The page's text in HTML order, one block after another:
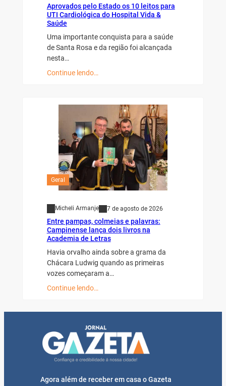
Aprovados pelo Estado os 10 leitos para
UTI Cardiológica do Hospital Vida &
Saúde
Uma importante conquista para a saúde
de Santa Rosa e da região foi alcançada
nesta…
Continue lendo…
Geral
Micheli Armanje 7 de agosto de 2026
Entre pampas, colmeias e palavras:
Campinense lança dois livros na
Academia de Letras
Havia orvalho ainda sobre a grama da
Chácara Ludwig quando as primeiras
vozes começaram a…
Continue lendo…
Agora além de receber em casa o Gazeta